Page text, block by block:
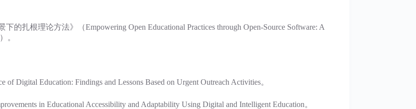
扎根理论方法》（Empowering Open Educational Practices through Open-Source Software: A
。
Education: Findings and Lessons Based on Urgent Outreach Activities。
in Educational Accessibility and Adaptability Using Digital and Intelligent Education。